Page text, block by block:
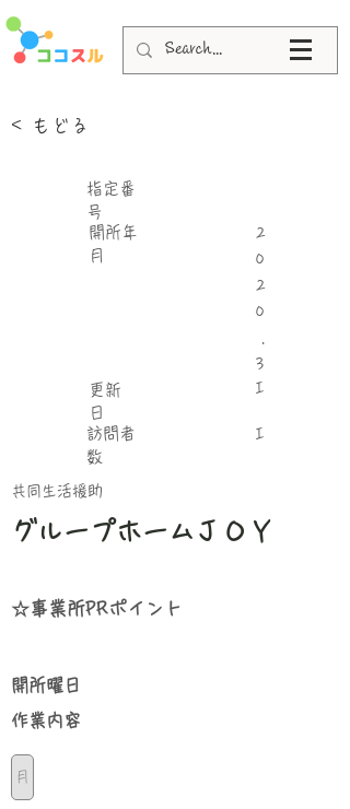
< もどる
指定番
号
​開所年
月
更新
日
​訪問者
数
2
0
2
0
.
3
I
I
共同生活援助
グループホームＪＯＹ
☆事業所PRポイント
​開所曜日
​作業内容
月